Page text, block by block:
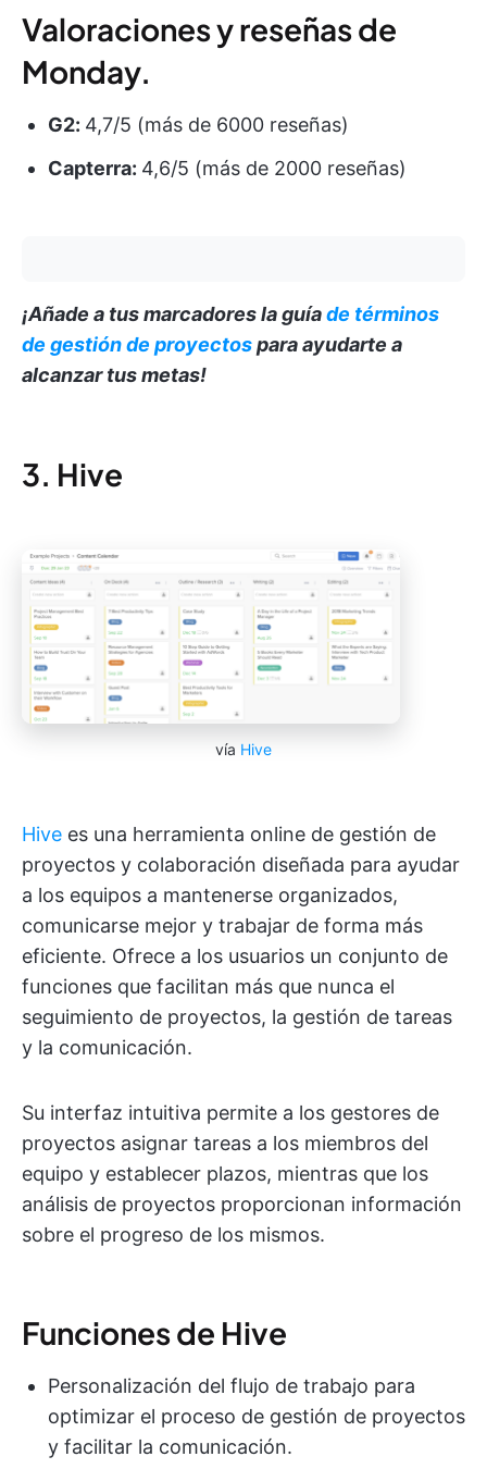
Valoraciones y reseñas de
Monday.
G2: 4,7/5 (más de 6000 reseñas)
Capterra: 4,6/5 (más de 2000 reseñas)
¡Añade a tus marcadores la guíade términos
de gestión de proyectospara ayudarte a
alcanzar tus metas!
3. Hive
vía Hive
Hive es una herramienta online de gestión de
proyectos y colaboración diseñada para ayudar
a los equipos a mantenerse organizados,
comunicarse mejor y trabajar de forma más
eficiente. Ofrece a los usuarios un conjunto de
funciones que facilitan más que nunca el
seguimiento de proyectos, la gestión de tareas
y la comunicación.
Su interfaz intuitiva permite a los gestores de
proyectos asignar tareas a los miembros del
equipo y establecer plazos, mientras que los
análisis de proyectos proporcionan información
sobre el progreso de los mismos.
Funciones de Hive
Personalización del flujo de trabajo para
optimizar el proceso de gestión de proyectos
y facilitar la comunicación.